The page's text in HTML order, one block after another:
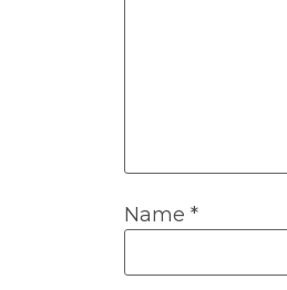
Name *